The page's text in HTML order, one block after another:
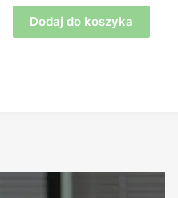
Dodaj do koszyka